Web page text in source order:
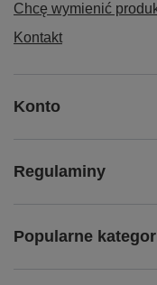
Chcę wymienić
Kontakt
Konto
Regulaminy
Popularne